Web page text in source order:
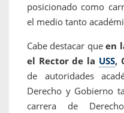
posicionado como
el medio tanto
Cabe destacar queen
el Rector de la USS,
de autoridades
Derecho y Gobierno
carrera de